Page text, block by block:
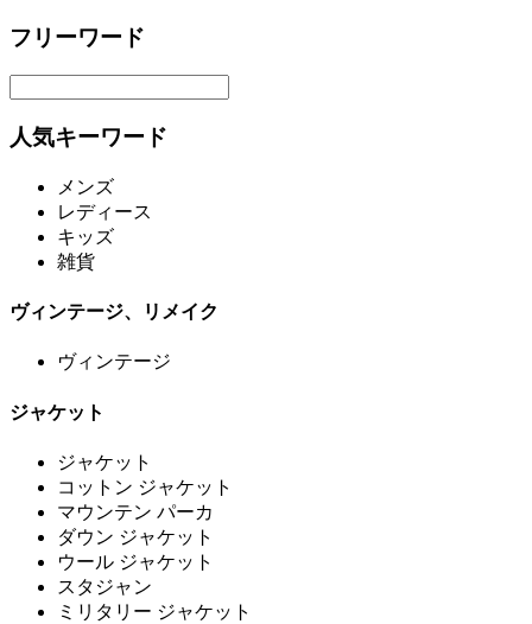
フリーワード
人気キーワード
メンズ
レディース
キッズ
雑貨
ヴィンテージ、リメイク
ヴィンテージ
ジャケット
ジャケット
コットン ジャケット
マウンテン パーカ
ダウン ジャケット
ウール ジャケット
スタジャン
ミリタリー ジャケット